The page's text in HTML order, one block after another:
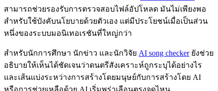
สามารถช่วยรองรับการตรวจสอบไฟล์อัปโหลด มันไม่เพียงพอ
สำหรับใช้บังคับนโยบายด้วยตัวเอง แต่มีประโยชน์เมื่อเป็นส่วน
หนึ่งของระบบมอนิเทอเรชันที่ใหญ่กว่า
สำหรับนักการศึกษา นักข่าว และนักวิจัย AI song checkerยังช่วย
อธิบายให้เห็นได้ชัดเจนว่าดนตรีสังเคราะห์ถูกระบุได้อย่างไร
และเส้นแบ่งระหว่างการสร้างโดยมนุษย์กับการสร้างโดย AI
หรือการช่วยเหลือด้วย AI เริ่มพร่าเลือนตรงจุดไหน